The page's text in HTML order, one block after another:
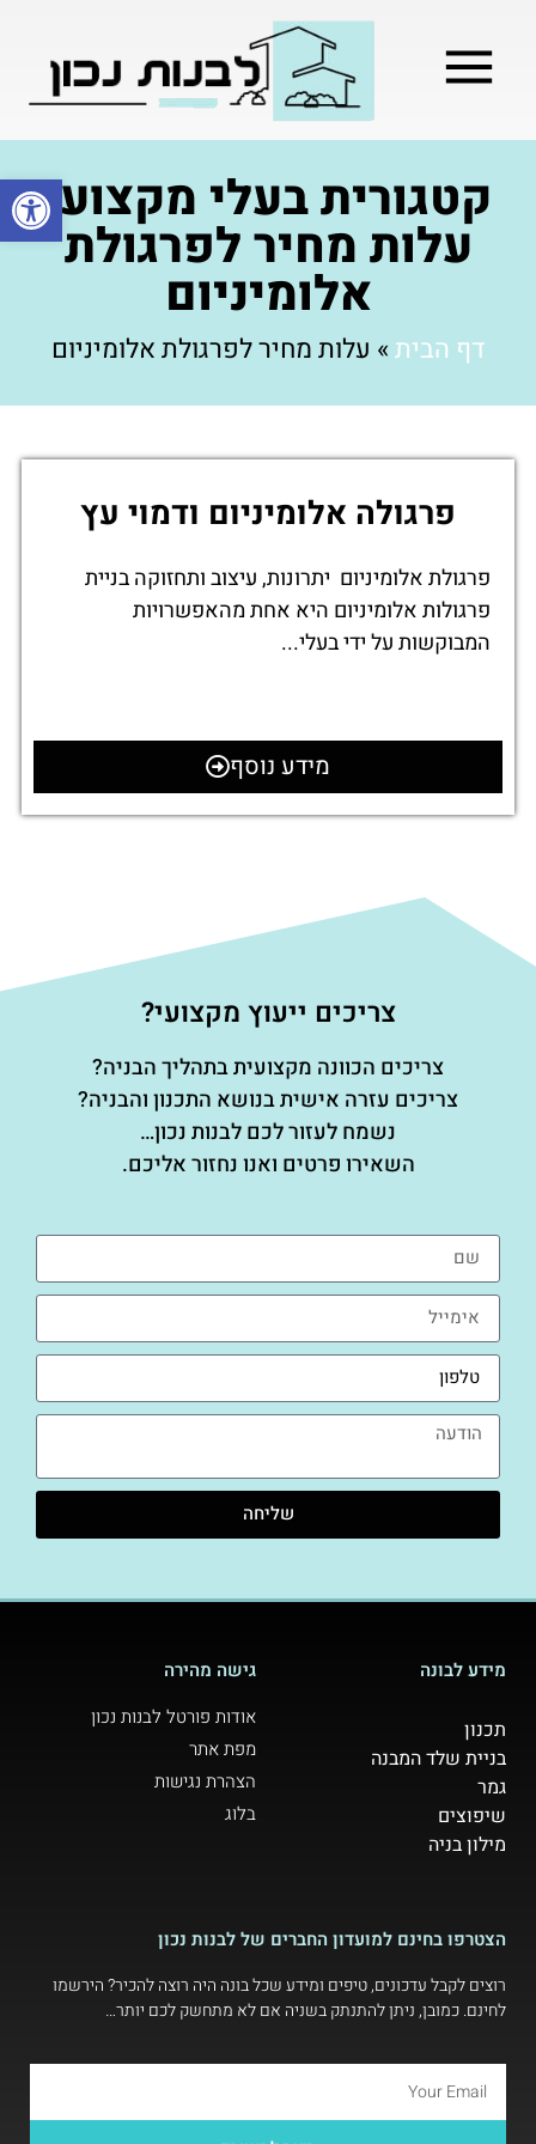
פתחקטגורית בעלי מקצוע:
עלות מחיר לפרגולת
אלומיניום
דף הבית» עלות מחיר לפרגולת אלומיניום
פרגולה אלומיניום ודמוי עץ
פרגולת אלומיניום יתרונות, עיצוב ותחזוקה בניית
פרגולות אלומיניום היא אחת מהאפשרויות
המבוקשות על ידי בעלי...
מידע נוסף
צריכים ייעוץ מקצועי?
צריכים הכוונה מקצועית בתהליך הבניה?
צריכים עזרה אישית בנושא התכנון והבניה?
נשמח לעזור לכם לבנות נכון…
השאירו פרטים ואנו נחזור אליכם.
שליחה
מידע לבונה
תכנון
בניית שלד המבנה
גמר
שיפוצים
מילון בניה
גישה מהירה
אודות פורטל לבנות נכון
מפת אתר
הצהרת נגישות
בלוג
הצטרפו בחינם למועדון החברים של לבנות נכון
רוצים לקבל עדכונים, טיפים ומידע שכל בונה היה רוצה להכיר? הירשמו
לחינם. כמובן, ניתן להתנתק בשניה אם לא מתחשק לכם יותר…